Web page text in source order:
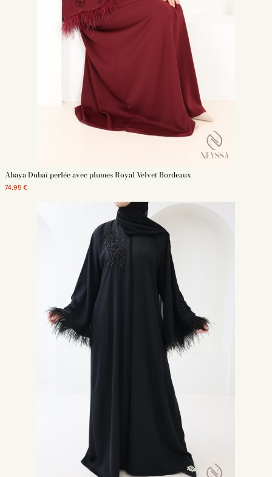
Abaya Dubaï perlée avec plumes Royal Velvet Bordeaux
74,95 €